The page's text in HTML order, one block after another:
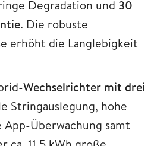
Degradation und 30
. Die robuste
erhöht die Langlebigkeit
Wechselrichter mit drei
Stringauslegung, hohe
App-Überwachung samt